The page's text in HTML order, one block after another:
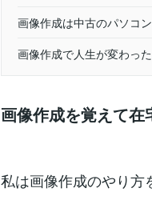
画像作成は中古のパソコ
画像作成で人生が変わった
画像作成を覚えて
私は画像作成のやり方